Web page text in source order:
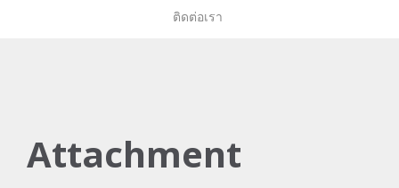
ติดต่อเรา
Attachment